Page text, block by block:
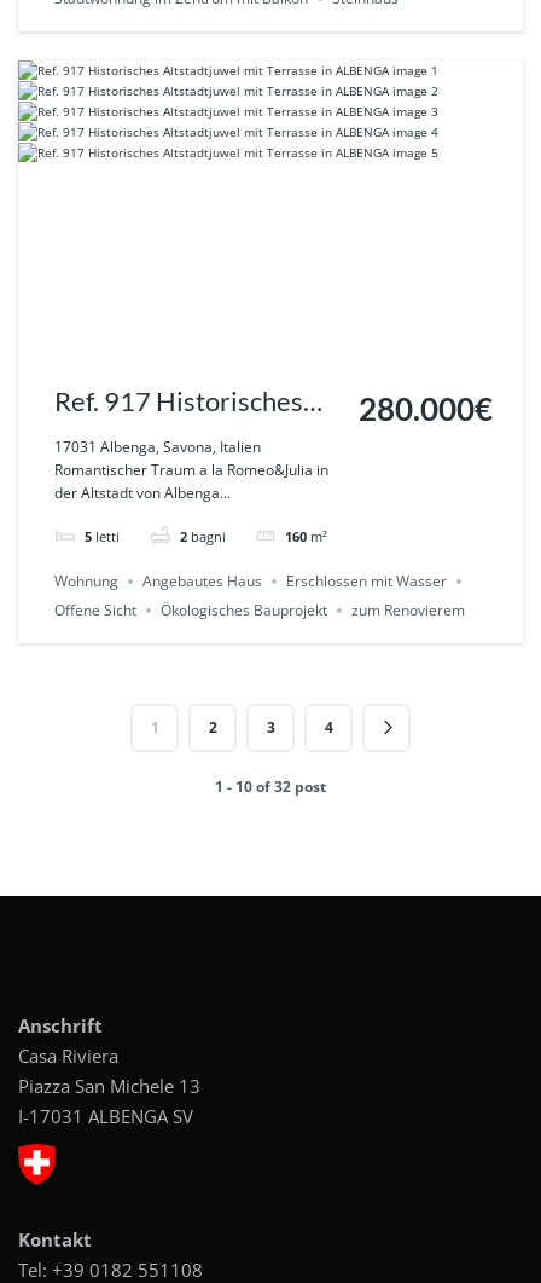
Ref. 917 Historisches
Altstadtjuwel mit
Terrasse in ALBENGA
17031 Albenga, Savona, Italien
Romantischer Traum a la Romeo&Julia in
der Altstadt von Albenga...
5 letti 2 bagni 160 m²
280.000€
Wohnung Angebautes Haus
Erschlossen mit Wasser
Offene Sicht
Ökologisches Bauprojekt zum Renovierem
1 2 3 4
1 - 10 of 32 post
Anschrift
Casa Riviera
Piazza San Michele 13
I-17031 ALBENGA SV
Kontakt
Tel: +39 0182 551108